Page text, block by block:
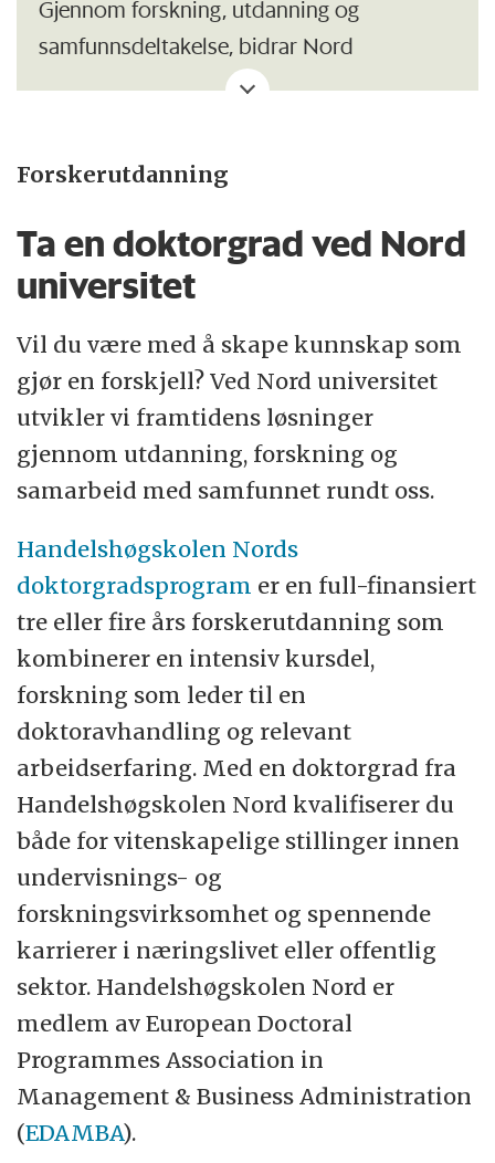
Gjennom forskning, utdanning og
samfunnsdeltakelse, bidrar Nord
universitet til å skape en
I samarbeid med samfunns- og næringsliv i
Nordland og Trøndelag, fremmer våre
11.500 studenter og 1.350 ansatte
innovative løsninger og kunnskapsbasert
praksis, lokalt og internasjonalt.
Nord universitet har fire strategiske
satsningsområder: blå og grønn vekst,
entreprenørskap, samfunnssikkerhet og
helse, velferd og oppvekst.
Handelshøgskolen (HHN) utdanner
morgendagens økonomer, ledere og
innovatører. Gjennom tett samarbeid med
næringslivet, offentlig forvaltning og
samfunnet gir Handelshøgskolen relevant
utdanning og forskning på internasjonalt
nivå. Fakultetet tilbyr doktorgrad (ph.d) i
bedriftsøkonomi.
Handelshøgskolen har 2700 studenter og
230 ansatte. Det faglige miljøet er
organisert i faggruppene Innovasjon og
entreprenørskap, Marked, organisasjon og
ledelse, Økonomisk analyse og regnskap,
Nordområdekunnskap og Trafikk.
Forskerutdanning
Ta en doktorgrad ved Nord
universitet
Vil du være med å skape kunnskap som
gjør en forskjell? Ved Nord universitet
utvikler vi framtidens løsninger
gjennom utdanning, forskning og
samarbeid med samfunnet rundt oss.
Handelshøgskolen Nords
doktorgradsprogram er en full-finansiert
tre eller fire års forskerutdanning som
kombinerer en intensiv kursdel,
forskning som leder til en
doktoravhandling og relevant
arbeidserfaring. Med en doktorgrad fra
Handelshøgskolen Nord kvalifiserer du
både for vitenskapelige stillinger innen
undervisnings- og
forskningsvirksomhet og spennende
karrierer i næringslivet eller offentlig
sektor. Handelshøgskolen Nord er
medlem av European Doctoral
Programmes Association in
Management & Business Administration
(EDAMBA).